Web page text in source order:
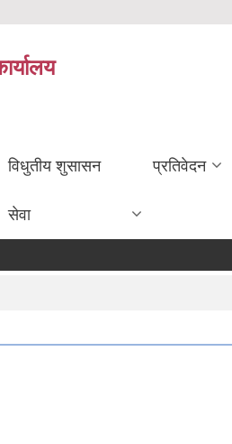
विधुतीय शुसासन
सेवा
प्रतिवेदन